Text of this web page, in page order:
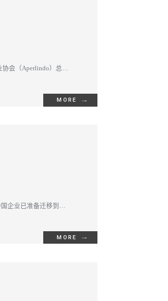
协会（Aperlindo）总主
MORE
企业已准备迁移到中
MORE